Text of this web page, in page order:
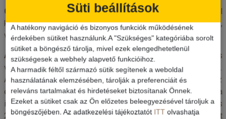
GYEREKEK:
a gyerekklub változatos programot kínál
különböző tevékenységekkel naponta 10:00és 12:30,
valamint 15:00és 16:30óra között.
All INCLUSIVE: a főétterem svédasztalos reggelit, ebédetés
vacsorát kínál. Különösen népszerűek a napi tematikus esték.
A bőséges svédasztalos reggelit 7:00és 10:00óra között, az
ebédet 12:30és 14:30óra között kínálják. A vacsora
időpontja szezonálisan változó lehet, nyáronáltalában 19:00és
21:30óra között, télen pedig 18:30és 21:00óra között
Süti beállítások
A hatékony navigáció és bizonyos funkciók működésének
érdekében sütiket használunk.A "Szükséges" kategóriába sorolt
sütiket a böngésző tárolja, mivel ezek elengedhetetlenül
szükségesek a webhely alapvető funkcióihoz.
A harmadik féltől származó sütik segítenek a weboldal
használatának elemzésében, tárolják a preferenciáit és
releváns tartalmakat és hirdetéseket biztosítanak Önnek.
Ezeket a sütiket csak az Ön előzetes beleegyezésével tároljuk a
böngészőjében. Az adatkezelési tájékoztatót ITT olvashatja